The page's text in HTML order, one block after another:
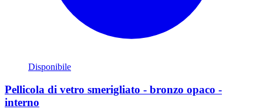
Disponibile
Pellicola di vetro smerigliato - bronzo opaco -
interno